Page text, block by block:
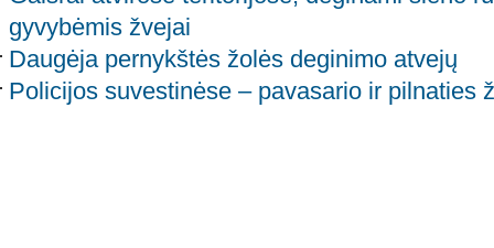
gyvybėmis žvejai
Daugėja pernykštės žolės deginimo atvejų
Policijos suvestinėse – pavasario ir pilnaties